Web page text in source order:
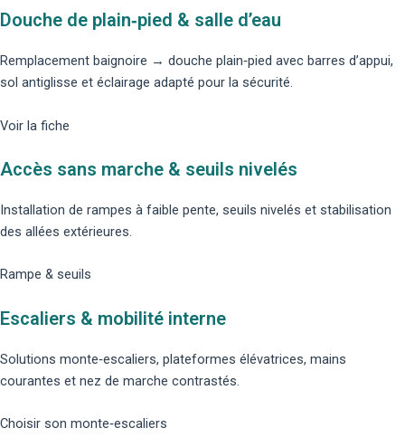
Douche de plain‑pied & salle d’eau
Remplacement baignoire → douche plain‑pied avec barres d’appui,
sol antiglisse et éclairage adapté pour la sécurité.
Voir la fiche
Accès sans marche & seuils nivelés
Installation de rampes à faible pente, seuils nivelés et stabilisation
des allées extérieures.
Rampe & seuils
Escaliers & mobilité interne
Solutions monte‑escaliers, plateformes élévatrices, mains
courantes et nez de marche contrastés.
Choisir son monte‑escaliers